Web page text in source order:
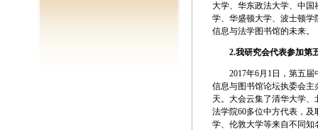
大学、华东政法大学、中国
学、华盛顿大学、波士顿学
信息与法学图书馆的未来。
2.我研究会代表参加第
2017年6月1日，第五届
信息与图书馆论坛执委会
天。大会云集了清华大学
法学院60多位中方代表，
学、伦敦大学等来自不同知